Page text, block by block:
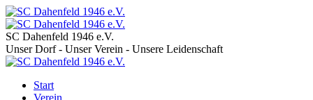
SC Dahenfeld 1946 e.V.
Unser Dorf - Unser Verein - Unsere Leidenschaft
Start
Verein